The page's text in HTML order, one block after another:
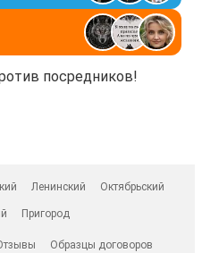
посредников!
Ленинский Октябрьский
Пригород
Образцы договоров